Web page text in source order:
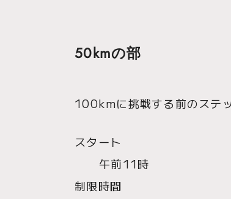
50kmの部
100kmに挑戦する前のステ
スタート
午前11時
制限時間